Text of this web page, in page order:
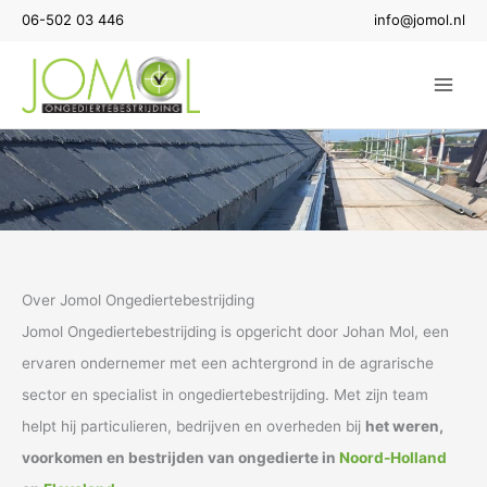
inhoud
06-502 03 446 info@jomol.nl
Over Jomol Ongediertebestrijding
Jomol Ongediertebestrijding is opgericht door Johan Mol, een
ervaren ondernemer met een achtergrond in de agrarische
sector en specialist in ongediertebestrijding. Met zijn team
helpt hij particulieren, bedrijven en overheden bij het weren,
voorkomen en bestrijden van ongedierte in Noord-Holland